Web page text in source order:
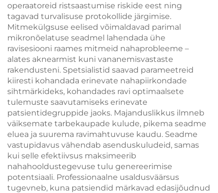
operaatoreid ristsaastumise riskide eest ning
tagavad turvalisuse protokollide järgimise.
Mitmekülgsuse eelised võimaldavad parimal
mikronõelatuse seadmel lahendada ühe
ravisesiooni raames mitmeid nahaprobleeme –
alates aknearmist kuni vananemisvastaste
rakendusteni. Spetsialistid saavad parameetreid
kiiresti kohandada erinevate nahapiirkondade
sihtmärkideks, kohandades ravi optimaalsete
tulemuste saavutamiseks erinevate
patsientidegruppide jaoks. Majanduslikkus ilmneb
väiksemate tarbekaupade kulude, pikema seadme
eluea ja suurema ravimahtuvuse kaudu. Seadme
vastupidavus vähendab asenduskuludeid, samas
kui selle efektiivsus maksimeerib
nahahooldustegevuse tulu genereerimise
potentsiaali. Professionaalne usaldusväärsus
tugevneb, kuna patsiendid märkavad edasijõudnud